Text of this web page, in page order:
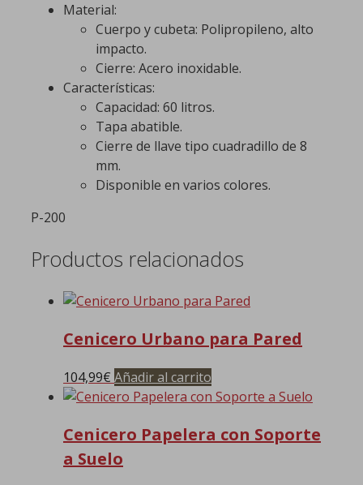
Material:
Cuerpo y cubeta: Polipropileno, alto
impacto.
Cierre: Acero inoxidable.
Características:
Capacidad: 60 litros.
Tapa abatible.
Cierre de llave tipo cuadradillo de 8
mm.
Disponible en varios colores.
P-200
Productos relacionados
Cenicero Urbano para Pared
104,99€ Añadir al carrito
Cenicero Papelera con Soporte
a Suelo